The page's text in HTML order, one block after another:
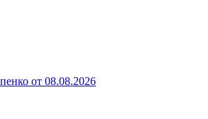
от 08.08.2026